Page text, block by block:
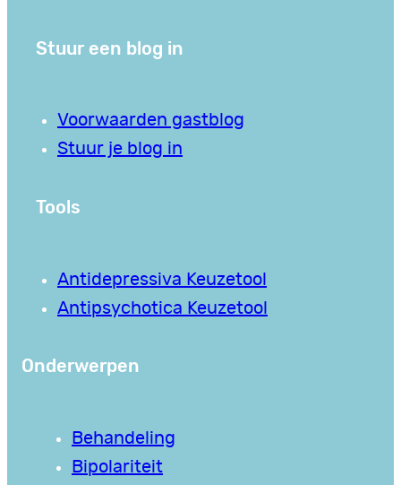
Stuur een blog in
Voorwaarden gastblog
Stuur je blog in
Tools
Antidepressiva Keuzetool
Antipsychotica Keuzetool
Onderwerpen
Behandeling
Bipolariteit